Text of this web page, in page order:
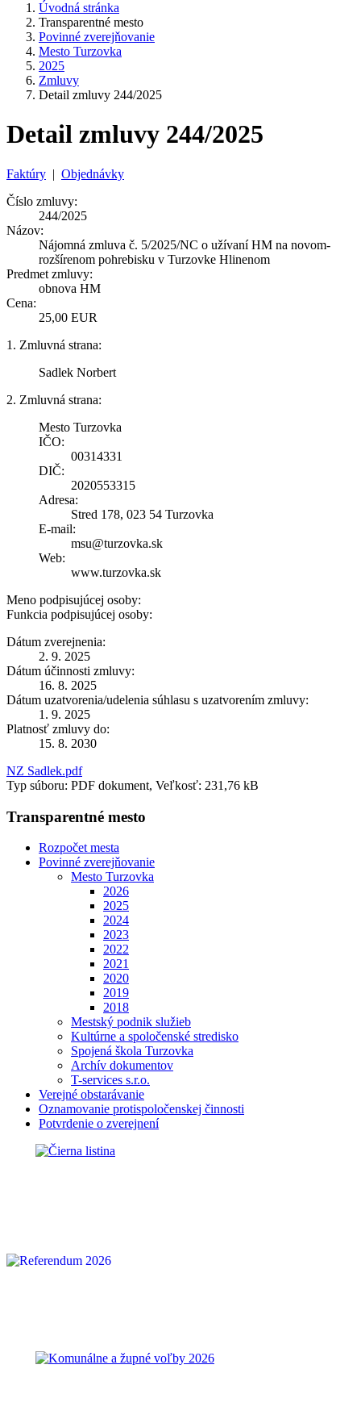
Úvodná stránka
Transparentné mesto
Povinné zverejňovanie
Mesto Turzovka
2025
Zmluvy
Detail zmluvy 244/2025
Detail zmluvy 244/2025
Faktúry | Objednávky
Číslo zmluvy:
244/2025
Názov:
Nájomná zmluva č. 5/2025/NC o užívaní HM na novom-
rozšírenom pohrebisku v Turzovke Hlinenom
Predmet zmluvy:
obnova HM
Cena:
25,00 EUR
1. Zmluvná strana:
Sadlek Norbert
2. Zmluvná strana:
Mesto Turzovka
IČO:
00314331
DIČ:
2020553315
Adresa:
Stred 178, 023 54 Turzovka
E-mail:
msu@turzovka.sk
Web:
www.turzovka.sk
Meno podpisujúcej osoby:
Funkcia podpisujúcej osoby:
Dátum zverejnenia:
2. 9. 2025
Dátum účinnosti zmluvy:
16. 8. 2025
Dátum uzatvorenia/udelenia súhlasu s uzatvorením zmluvy:
1. 9. 2025
Platnosť zmluvy do:
15. 8. 2030
NZ Sadlek.pdf
Typ súboru: PDF dokument, Veľkosť: 231,76 kB
Transparentné mesto
Rozpočet mesta
Povinné zverejňovanie
Mesto Turzovka
2026
2025
2024
2023
2022
2021
2020
2019
2018
Mestský podnik služieb
Kultúrne a spoločenské stredisko
Spojená škola Turzovka
Archív dokumentov
T-services s.r.o.
Verejné obstarávanie
Oznamovanie protispoločenskej činnosti
Potvrdenie o zverejnení